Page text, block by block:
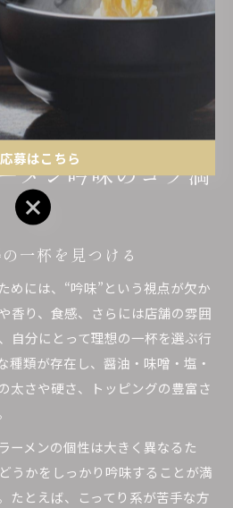
つ方も少なくありません。吟味の
ラーメン好きとしての満足度が格
メン吟味のコツ満
一杯を見つける
めには、“吟味”という視点が欠か
香り、食感、さらには店舗の雰囲
自分にとって理想の一杯を選ぶ行
種類が存在し、醤油・味噌・塩・
太さや硬さ、トッピングの豊富さ
ーメンの個性は大きく異なるた
うかをしっかり吟味することが満
たとえば、こってり系が苦手な方
応募はこちら
募はこちら